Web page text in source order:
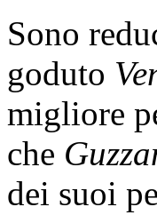
Sono
goduto
migliore
che
dei suoi